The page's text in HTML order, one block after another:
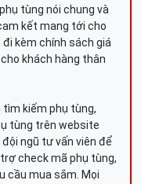
tùng nói chung và
kết mang tới cho
kèm chính sách giá
khách hàng thân
tìm kiếm phụ tùng,
tùng trên website
ngũ tư vấn viên để
check mã phụ tùng,
cầu mua sắm. Mọi